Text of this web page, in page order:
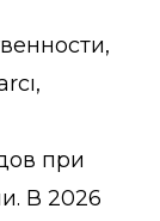
,
при
В 2026